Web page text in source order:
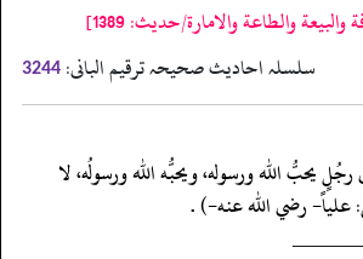
والطاعة والامارة/حدیث: 1389]
سلسلہ احادیث صحیحہ ترقیم البانی: 3244
يحبُّ الله ورسوله، ويحبُّه الله ورسولُه، لا
علياً- رضي الله عنه-) .